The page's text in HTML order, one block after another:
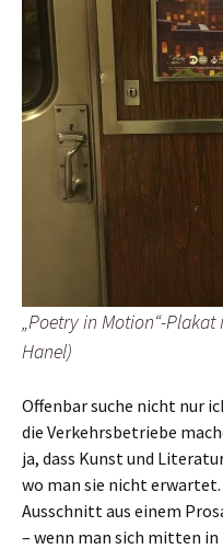
„Poetry in Motion“-
Hanel)
Offenbar suche nicht nur
die Verkehrsbetriebe
ja, dass Kunst und
wo man sie nicht
Ausschnitt aus einem
– wenn man sich mitten in